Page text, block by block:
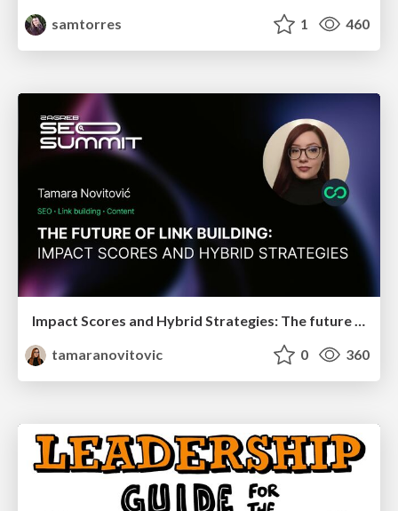
samtorres
1 460
Impact Scores and Hybrid Strategies: The future of link building
tamaranovitovic
0 360